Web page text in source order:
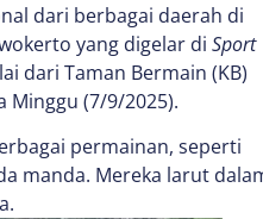
dari berbagai daerah di
yang digelar di Sport
dari Taman Bermain (KB)
Minggu (7/9/2025).
permainan, seperti
manda. Mereka larut